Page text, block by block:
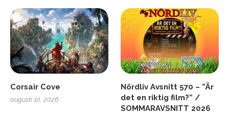
Corsair Cove
augusti 10, 2026
Nördliv Avsnitt 570 – ”Är
det en riktig film?” /
SOMMARAVSNITT 2026